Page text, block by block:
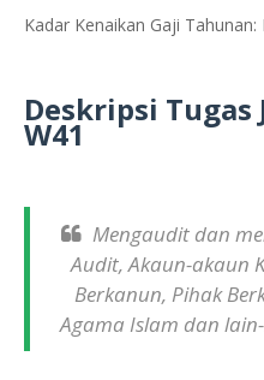
Kadar Kenaikan Gaji Tahunan:
Deskripsi
W41
Mengaudit dan
Audit, Akaun-akaun
Berkanun, Pihak
Agama Islam dan